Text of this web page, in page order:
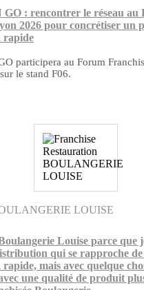
GO : rencontrer le réseau au
2026 pour concrétiser un
rapide
participera au Forum
le stand F06.
LOUISE
Louise parce que
qui se rapproche de
mais avec quelque
une qualité de produit